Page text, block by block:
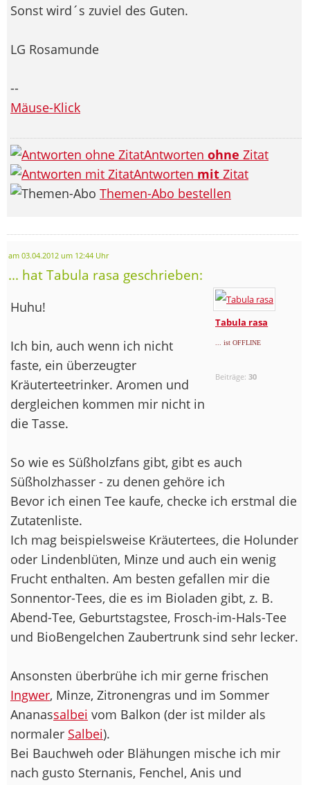
Sonst wird´s zuviel des Guten.
LG Rosamunde
--
Mäuse-Klick
Antworten ohne Zitat
Antworten mit Zitat
Themen-Abo bestellen
am 03.04.2012 um 12:44 Uhr
... hat Tabula rasa geschrieben:
Tabula rasa
... ist OFFLINE
Beiträge:30
Huhu!
Ich bin, auch wenn ich nicht
faste, ein überzeugter
Kräuterteetrinker. Aromen und
dergleichen kommen mir nicht in
die Tasse.
So wie es Süßholzfans gibt, gibt es auch
Süßholzhasser - zu denen gehöre ich
Bevor ich einen Tee kaufe, checke ich erstmal die
Zutatenliste.
Ich mag beispielsweise Kräutertees, die Holunder
oder Lindenblüten, Minze und auch ein wenig
Frucht enthalten. Am besten gefallen mir die
Sonnentor-Tees, die es im Bioladen gibt, z. B.
Abend-Tee, Geburtstagstee, Frosch-im-Hals-Tee
und BioBengelchen Zaubertrunk sind sehr lecker.
Ansonsten überbrühe ich mir gerne frischen
Ingwer, Minze, Zitronengras und im Sommer
Ananassalbei vom Balkon (der ist milder als
normaler Salbei).
Bei Bauchweh oder Blähungen mische ich mir
nach gusto Sternanis, Fenchel, Anis und